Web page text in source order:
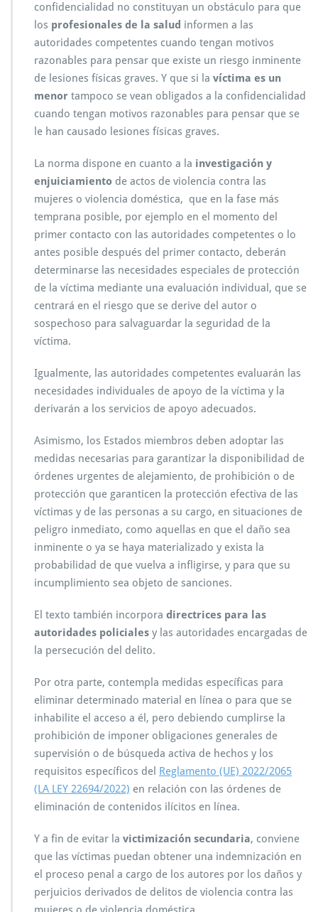
confidencialidad no constituyan un obstáculo para que
los profesionales de la salud informen a las
autoridades competentes cuando tengan motivos
razonables para pensar que existe un riesgo inminente
de lesiones físicas graves. Y que si la víctima es un
menor tampoco se vean obligados a la confidencialidad
cuando tengan motivos razonables para pensar que se
le han causado lesiones físicas graves.
La norma dispone en cuanto a la investigación y
enjuiciamiento de actos de violencia contra las
mujeres o violencia doméstica, que en la fase más
temprana posible, por ejemplo en el momento del
primer contacto con las autoridades competentes o lo
antes posible después del primer contacto, deberán
determinarse las necesidades especiales de protección
de la víctima mediante una evaluación individual, que se
centrará en el riesgo que se derive del autor o
sospechoso para salvaguardar la seguridad de la
víctima.
Igualmente, las autoridades competentes evaluarán las
necesidades individuales de apoyo de la víctima y la
derivarán a los servicios de apoyo adecuados.
Asimismo, los Estados miembros deben adoptar las
medidas necesarias para garantizar la disponibilidad de
órdenes urgentes de alejamiento, de prohibición o de
protección que garanticen la protección efectiva de las
víctimas y de las personas a su cargo, en situaciones de
peligro inmediato, como aquellas en que el daño sea
inminente o ya se haya materializado y exista la
probabilidad de que vuelva a infligirse, y para que su
incumplimiento sea objeto de sanciones.
El texto también incorpora directrices para las
autoridades policiales y las autoridades encargadas de
la persecución del delito.
Por otra parte, contempla medidas específicas para
eliminar determinado material en línea o para que se
inhabilite el acceso a él, pero debiendo cumplirse la
prohibición de imponer obligaciones generales de
supervisión o de búsqueda activa de hechos y los
requisitos específicos del Reglamento (UE) 2022/2065
(LA LEY 22694/2022) en relación con las órdenes de
eliminación de contenidos ilícitos en línea.
Y a fin de evitar la victimización secundaria, conviene
que las víctimas puedan obtener una indemnización en
el proceso penal a cargo de los autores por los daños y
perjuicios derivados de delitos de violencia contra las